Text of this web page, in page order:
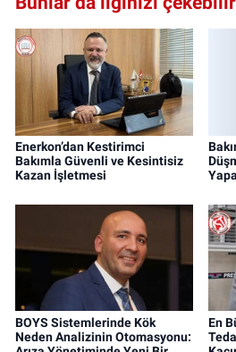
Enerkon’dan Kestirimci
Bakımla Güvenli ve Kesintisiz
Kazan İşletmesi
BOYS Sistemlerinde Kök
Neden Analizinin Otomasyonu:
En